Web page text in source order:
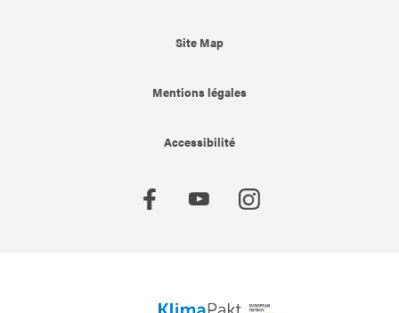
Site Map
Mentions légales
Accessibilité